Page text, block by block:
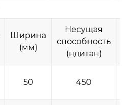
Ширина
(мм)
Несущая
способность
(ндитан)
50 450